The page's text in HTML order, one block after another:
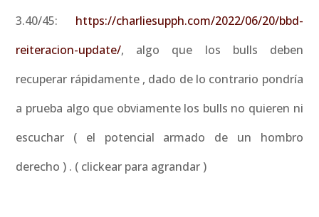
3.40/45: https://charliesupph.com/2022/06/20/bbd-
reiteracion-update/, algo que los bulls deben
recuperar rápidamente , dado de lo contrario pondría
a prueba algo que obviamente los bulls no quieren ni
escuchar ( el potencial armado de un hombro
derecho ) . ( clickear para agrandar )